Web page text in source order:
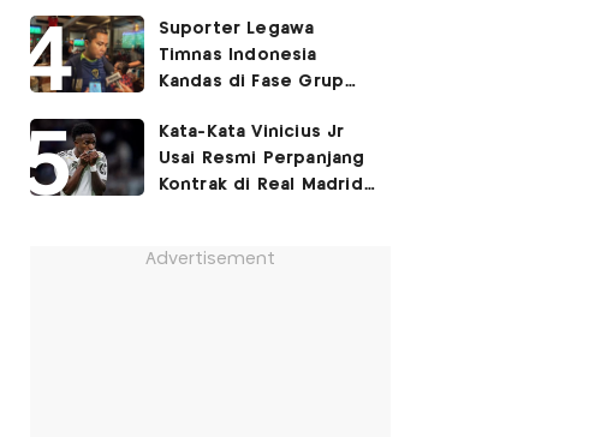
Suporter Legawa
Timnas Indonesia
Kandas di Fase Grup
FIFA ASEAN Cup!
Kata-Kata Vinicius Jr
Usai Resmi Perpanjang
Kontrak di Real Madrid
Advertisement